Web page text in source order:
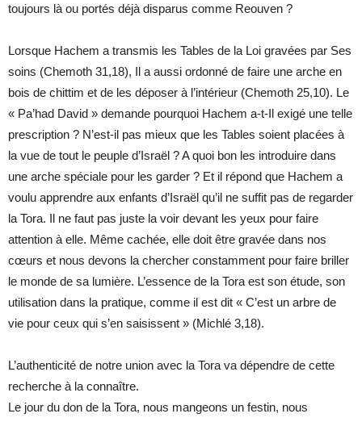
toujours là ou portés déjà disparus comme Reouven ?
Lorsque Hachem a transmis les Tables de la Loi gravées par Ses
soins (Chemoth 31,18), Il a aussi ordonné de faire une arche en
bois de chittim et de les déposer à l’intérieur (Chemoth 25,10). Le
« Pa’had David » demande pourquoi Hachem a-t-Il exigé une telle
prescription ? N’est-il pas mieux que les Tables soient placées à
la vue de tout le peuple d’Israël ? A quoi bon les introduire dans
une arche spéciale pour les garder ? Et il répond que Hachem a
voulu apprendre aux enfants d’Israël qu’il ne suffit pas de regarder
la Tora. Il ne faut pas juste la voir devant les yeux pour faire
attention à elle. Même cachée, elle doit être gravée dans nos
cœurs et nous devons la chercher constamment pour faire briller
le monde de sa lumière. L’essence de la Tora est son étude, son
utilisation dans la pratique, comme il est dit « C’est un arbre de
vie pour ceux qui s’en saisissent » (Michlé 3,18).
L’authenticité de notre union avec la Tora va dépendre de cette
recherche à la connaître.
Le jour du don de la Tora, nous mangeons un festin, nous